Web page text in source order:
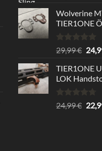
Wolverine
TIER1ONE
Bewertet
mit
von 5
29,99€
war:
TIER1ONE
LOK
Bewertet
mit
24,99€